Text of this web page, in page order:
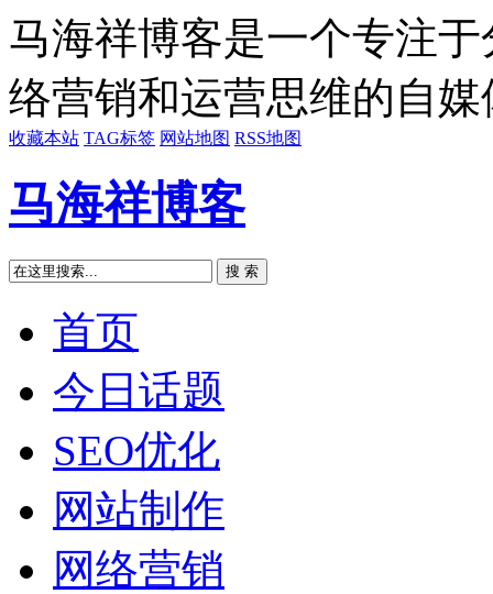
马海祥博客是一个专注
络营销和运营思维的自
收藏本站 TAG标签 网站地图 RSS地图
马海祥博客
搜 索
首页
今日话题
SEO优化
网站制作
网络营销